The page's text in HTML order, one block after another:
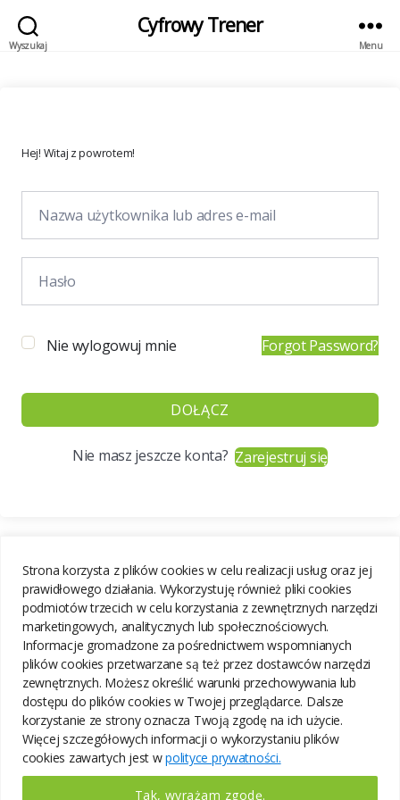
Strona korzysta z plików cookies w celu realizacji usług oraz jej
prawidłowego działania. Wykorzystuję również pliki cookies
podmiotów trzecich w celu korzystania z zewnętrznych narzędzi
marketingowych, analitycznych lub społecznościowych.
Informacje gromadzone za pośrednictwem wspomnianych
plików cookies przetwarzane są też przez dostawców narzędzi
zewnętrznych. Możesz określić warunki przechowywania lub
dostępu do plików cookies w Twojej przeglądarce. Dalsze
korzystanie ze strony oznacza Twoją zgodę na ich użycie.
Więcej szczegółowych informacji o wykorzystaniu plików
cookies zawartych jest wpolityce prywatności.
Tak, wyrażam zgodę.
Wyszukaj
Cyfrowy Trener
Menu
Hej! Witaj z powrotem!
Nie wylogowuj mnie Forgot Password?
DOŁĄCZ
Nie masz jeszcze konta?Zarejestruj się